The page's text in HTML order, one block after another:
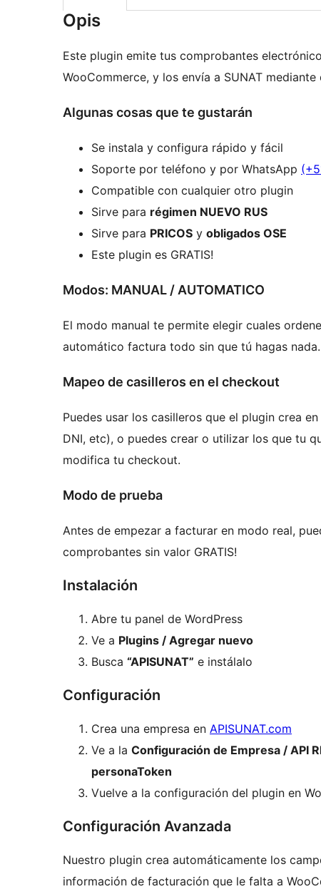
Opis
Este plugin emite tus comprobantes
WooCommerce, y los envía a SUNAT
Algunas cosas que te gustarán
Se instala y configura rápido y fácil
Soporte por teléfono y por WhatsApp
Compatible con cualquier otro plugin
Sirve para régimen NUEVO RUS
Sirve para PRICOS y obligados OSE
Este plugin es GRATIS!
Modos: MANUAL / AUTOMATICO
El modo manual te permite elegir cuales
automático factura todo sin que tú hagas nada.
Mapeo de casilleros en el checkout
Puedes usar los casilleros que el plugin crea
DNI, etc), o puedes crear o utilizar los que tu
modifica tu checkout.
Modo de prueba
Antes de empezar a facturar en modo real,
comprobantes sin valor GRATIS!
Instalación
Abre tu panel de WordPress
Ve a Plugins / Agregar nuevo
Busca “APISUNAT” e instálalo
Configuración
Crea una empresa en APISUNAT.com
Ve a la Configuración de Empresa / API
personaToken
Vuelve a la configuración del plugin en
Configuración Avanzada
Nuestro plugin crea automáticamente los
información de facturación que le falta a